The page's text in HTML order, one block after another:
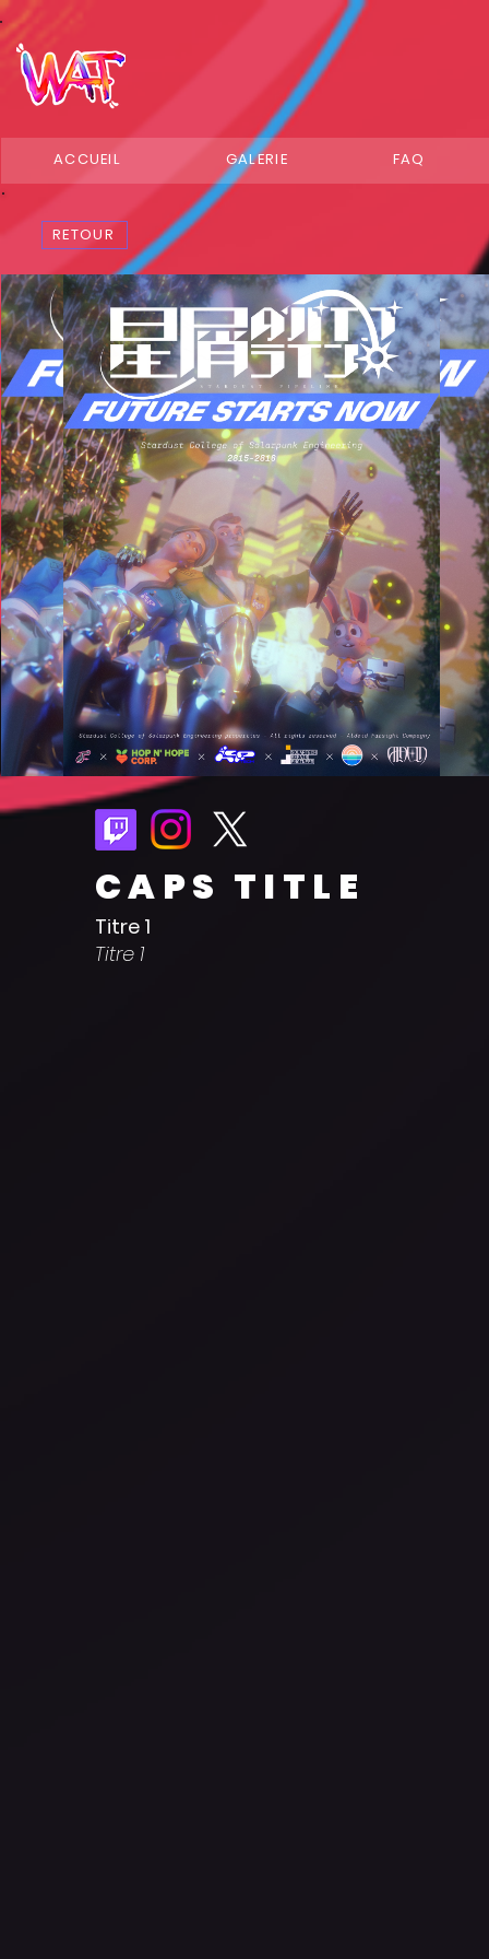
ACCUEIL GALERIE FAQ
RETOUR
CAPS TITLE
Titre 1
Titre 1